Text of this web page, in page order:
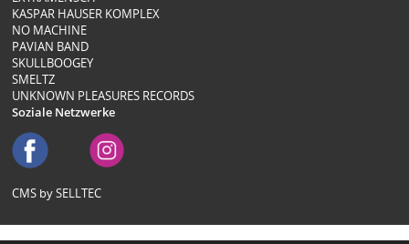
KASPAR HAUSER KOMPLEX
NO MACHINE
PAVIAN BAND
SKULLBOOGEY
SMELTZ
UNKNOWN PLEASURES RECORDS
Soziale Netzwerke
CMS by SELLTEC